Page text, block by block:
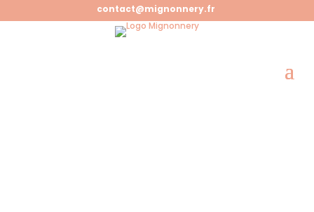
contact@mignonnery.fr